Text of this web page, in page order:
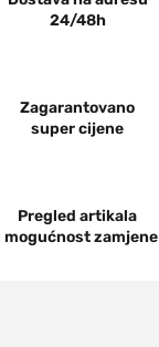
24/48h
Zagarantovano
super cijene
Pregled artikala
mogućnost zamjene